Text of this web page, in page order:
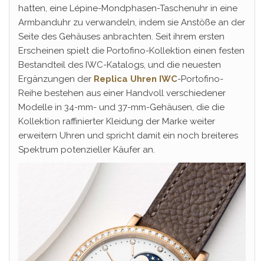
hatten, eine Lépine-Mondphasen-Taschenuhr in eine
Armbanduhr zu verwandeln, indem sie Anstöße an der
Seite des Gehäuses anbrachten. Seit ihrem ersten
Erscheinen spielt die Portofino-Kollektion einen festen
Bestandteil des IWC-Katalogs, und die neuesten
Ergänzungen der Replica Uhren IWC-Portofino-
Reihe bestehen aus einer Handvoll verschiedener
Modelle in 34-mm- und 37-mm-Gehäusen, die die
Kollektion raffinierter Kleidung der Marke weiter
erweitern Uhren und spricht damit ein noch breiteres
Spektrum potenzieller Käufer an.